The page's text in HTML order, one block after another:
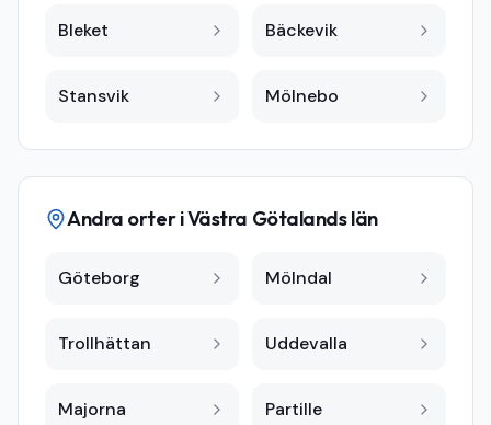
Bleket Bäckevik
Stansvik Mölnebo
Andra orter iVästra Götalands län
Göteborg Mölndal
Trollhättan Uddevalla
Majorna Partille